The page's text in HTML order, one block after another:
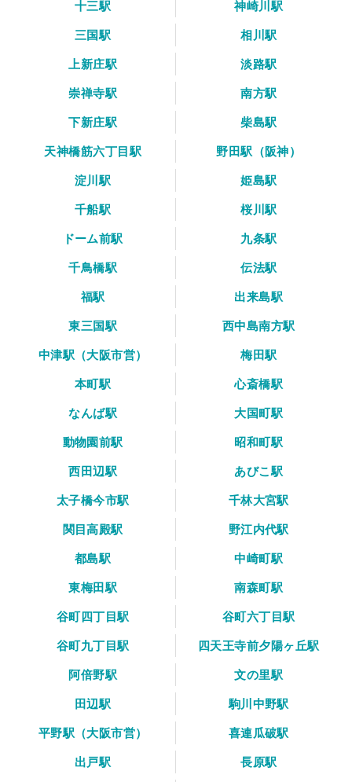
十三駅
神崎川駅
三国駅
相川駅
上新庄駅
淡路駅
崇禅寺駅
南方駅
下新庄駅
柴島駅
天神橋筋六丁目駅
野田駅（阪神）
淀川駅
姫島駅
千船駅
桜川駅
ドーム前駅
九条駅
千鳥橋駅
伝法駅
福駅
出来島駅
東三国駅
西中島南方駅
中津駅（大阪市営）
梅田駅
本町駅
心斎橋駅
なんば駅
大国町駅
動物園前駅
昭和町駅
西田辺駅
あびこ駅
太子橋今市駅
千林大宮駅
関目高殿駅
野江内代駅
都島駅
中崎町駅
東梅田駅
南森町駅
谷町四丁目駅
谷町六丁目駅
谷町九丁目駅
四天王寺前夕陽ヶ丘駅
阿倍野駅
文の里駅
田辺駅
駒川中野駅
平野駅（大阪市営）
喜連瓜破駅
出戸駅
長原駅